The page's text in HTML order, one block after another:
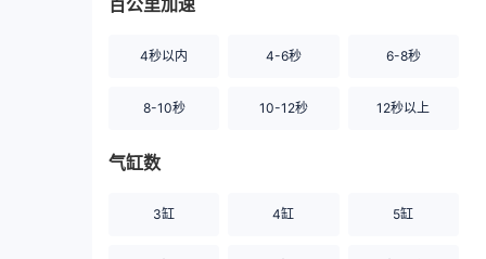
百公里加速
4秒以内 4-6秒 6-8秒
8-10秒 10-12秒 12秒以上
气缸数
3缸 4缸 5缸